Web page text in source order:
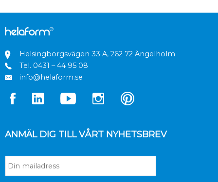
Helsingborgsvägen 33 A, 262 72 Ängelholm
Tel. 0431 – 44 95 08
info@helaform.se
ANMÄL DIG TILL VÅRT NYHETSBREV